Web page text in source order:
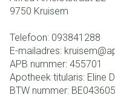
9750 Kruisem
Telefoon: 093841288
E-mailadres: kruisem@
APB nummer: 455701
Apotheek titularis: Eline
BTW nummer: